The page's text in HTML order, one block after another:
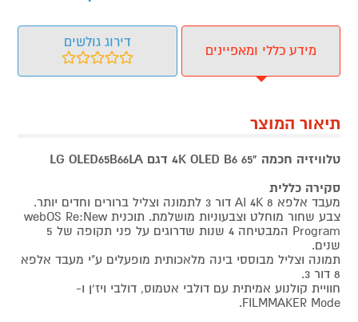
מידע כללי ומאפיינים
דירוג גולשים
תיאור המוצר
טלוויזיה חכמה "65 4K OLED B6 דגם LG OLED65B66LA
סקירה כללית
מעבד אלפא 8 AI 4K דור 3 לתמונה וצליל ברורים וחדים יותר.
צבע שחור מוחלט וצבעוניות מושלמת. תוכנית webOS Re:New
Program המבטיחה 4 שנות שדרוגים על פני תקופה של 5
שנים.
תמונה וצליל מבוססי בינה מלאכותית מופעלים ע"י מעבד אלפא
8 דור 3.
חוויית קולנוע אמיתית עם דולבי אטמוס, דולבי ויז'ן ו-
FILMMAKER Mode.